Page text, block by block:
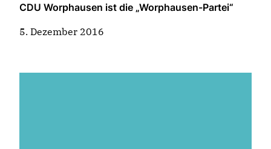
CDU Worphausen ist die „Worphausen-Partei“
5. Dezember 2016